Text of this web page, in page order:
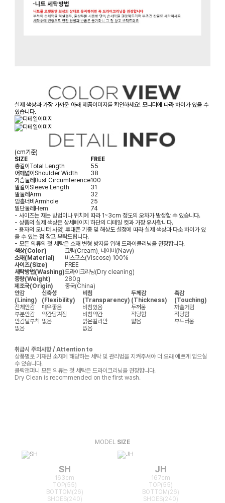
실제 색상과 가장 가까운 아래 제품이미지를 확인하세요! 모니터에 따라 차이가 있을 수
있습니다.
(cm기준)
SIZE
FREE
총길이 Total Length
55
어깨넓이 Shoulder Width
38
가슴둘레 Bust Circumference100
팔길이 Sleeve Length
31
팔둘레 Arm
32
암홀너비 Armhole
25
밑단둘레 Hem
74
- 사이즈는 재는 방법이나 위치에 따라 1~3cm 정도의 오차가 발생할 수 있습니다.
- 상품의 실제 색상은 상세페이지 하단의 디테일 컷과 가장 유사합니다.
- 용자의 모니터 사양, 휴대폰 기종 및 해상도 설정에 따라 실제 색상과 다소 차이가 있
을 수 있는 점 참고 부탁드립니다.
- 모든 의류의 첫 세탁은 소재 변형 방지를 위해 드라이클리닝을 권장합니다.
색상(Color)
크림(Cream), 네이비(Navy)
소재(Material)
비스코스(Viscose) 100%
사이즈(Size)
FREE
세탁방법(Washing)드라이크리닝(Dry cleaning)
중량(Weight)
280g
제조국(Origin)
중국(China)
안감
(Lining)
신축성
(Flexibility)
비침
(Transparency)
두께감
(Thickness)
촉감
(Touching)
전체안감
매우좋음 비침있음 두꺼움
까슬거림
부분안감
약간당겨짐 비침약간 적당함
적당함
안감탈부착 없음 밝은칼라만 얇음
부드러움
없음
없음
취급시 주의사항 / Attention to
상품별로 기재된 소재에 해당하는 세탁 및 관리법을 지켜주셔야 더 오래 예쁘게 입으실
수 있습니다.
클릭앤퍼니 모든 의류는 첫 세탁은 드라이크리닝을 권장합니다.
Dry Clean is recommended on the first wash.
MODEL SIZE
SH
163cm
TOP(55)
BOTTOM(26)
SHOES(240)
JH
167cm
TOP(55)
BOTTOM(26)
SHOES(240)